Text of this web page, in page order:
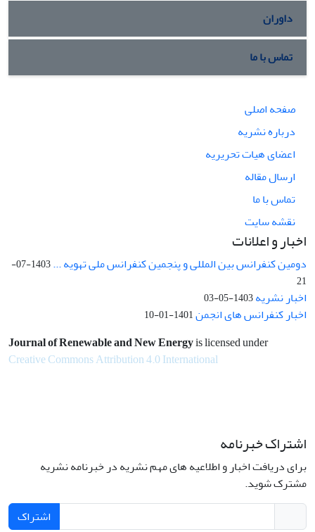
داوران
تماس با ما
صفحه اصلی
درباره نشریه
اعضای هیات تحریریه
ارسال مقاله
تماس با ما
نقشه سایت
اخبار و اعلانات
دومین کنفرانس بین المللی و پنجمین کنفرانس ملی تهویه ...
1403-07-
21
اخبار نشریه1403-05-03
اخبار کنفرانس های انجمن1401-01-10
Journal of Renewable and New Energyis licensed under
Creative Commons Attribution 4.0 International
اشتراک خبرنامه
برای دریافت اخبار و اطلاعیه های مهم نشریه در خبرنامه نشریه
مشترک شوید.
اشتراک